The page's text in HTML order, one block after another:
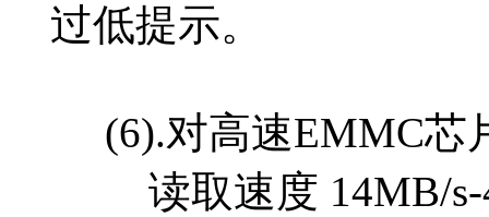
过低提示。
(6).对高速EMMC芯
读取速度 14MB/s-